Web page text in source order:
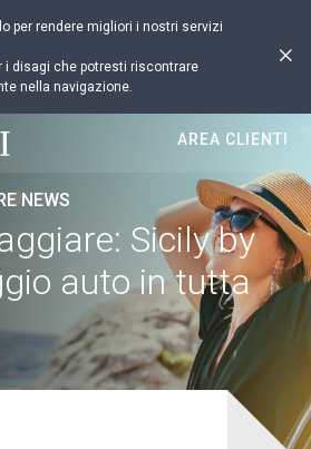
per rendere migliori i nostri servizi
i disagi che potresti riscontrare
nella navigazione.
AREA CLIENTI
NEWS
Sicily by
auto in tutta